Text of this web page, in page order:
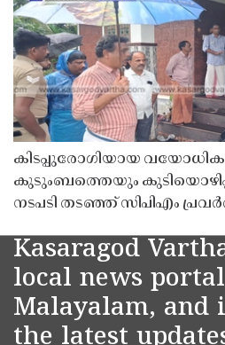
കിടപ്പുരോഗിയായ
കുടുംബത്തെയും
നടപടി തടഞ്ഞ് സിപിഎം
Kasaragod
local news
Malayalam, and
the latest